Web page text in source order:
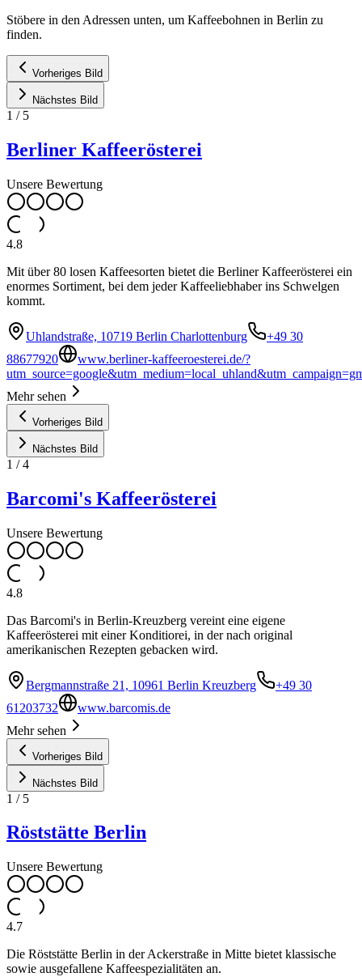
Stöbere in den Adressen unten, um Kaffeebohnen in Berlin zu
finden.
Vorheriges Bild
Nächstes Bild
1 / 5
Berliner Kaffeerösterei
Unsere Bewertung
4.8
Mit über 80 losen Kaffeesorten bietet die Berliner Kaffeerösterei ein
enormes Sortiment, bei dem jeder Kaffeeliebhaber ins Schwelgen
kommt.
Uhlandstraße, 10719 Berlin Charlottenburg
+49 30
88677920
www.berliner-kaffeeroesterei.de/?
Mehr sehen
Vorheriges Bild
Nächstes Bild
1 /4
Barcomi's Kaffeerösterei
Unsere Bewertung
4.8
Das Barcomi's in Berlin-Kreuzberg vereint eine eigene
Kaffeerösterei mit einer Konditiorei, in der nach original
amerikanischen Rezepten gebacken wird.
Bergmannstraße 21, 10961 Berlin Kreuzberg
+49 30
61203732
www.barcomis.de
Mehr sehen
Vorheriges Bild
Nächstes Bild
1 / 5
Röststätte Berlin
Unsere Bewertung
4.7
Die Röststätte Berlin in der Ackerstraße in Mitte bietet klassische
sowie ausgefallene Kaffeespezialitäten an.